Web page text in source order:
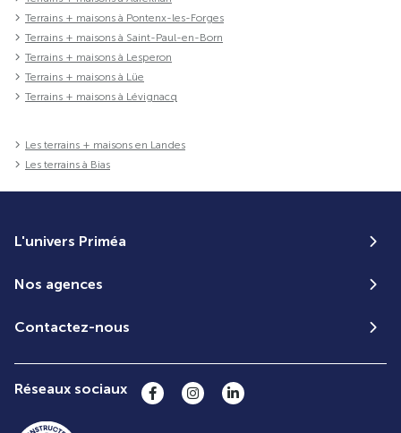
Terrains + maisons à Pontenx-les-Forges
Terrains + maisons à Saint-Paul-en-Born
Terrains + maisons à Lesperon
Terrains + maisons à Lüe
Terrains + maisons à Lévignacq
Les terrains + maisons en Landes
Les terrains à Bias
L'univers Priméa
Nos agences
Contactez-nous
Réseaux sociaux